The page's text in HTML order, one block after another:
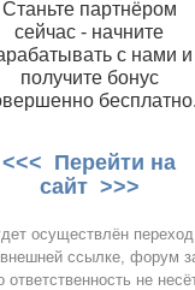
Станьте партнёром
сейчас - начните
с нами и
получите бонус
<<< Перейти на
сайт >>>
осуществлён переход
ссылке, форум
ответственность не